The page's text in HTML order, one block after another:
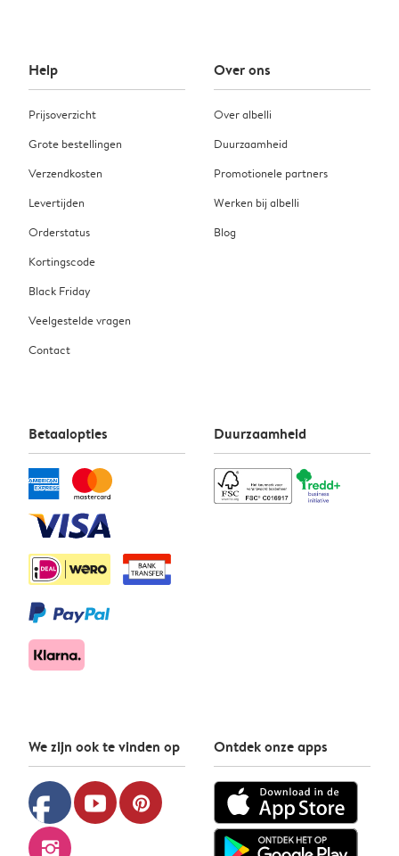
Help
Prijsoverzicht
Grote bestellingen
Verzendkosten
Levertijden
Orderstatus
Kortingscode
Black Friday
Veelgestelde vragen
Contact
Over ons
Over albelli
Duurzaamheid
Promotionele partners
Werken bij albelli
Blog
Betaalopties Duurzaamheid
We zijn ook te vinden op
facebook youtube pinterest
instagram
Ontdek onze apps